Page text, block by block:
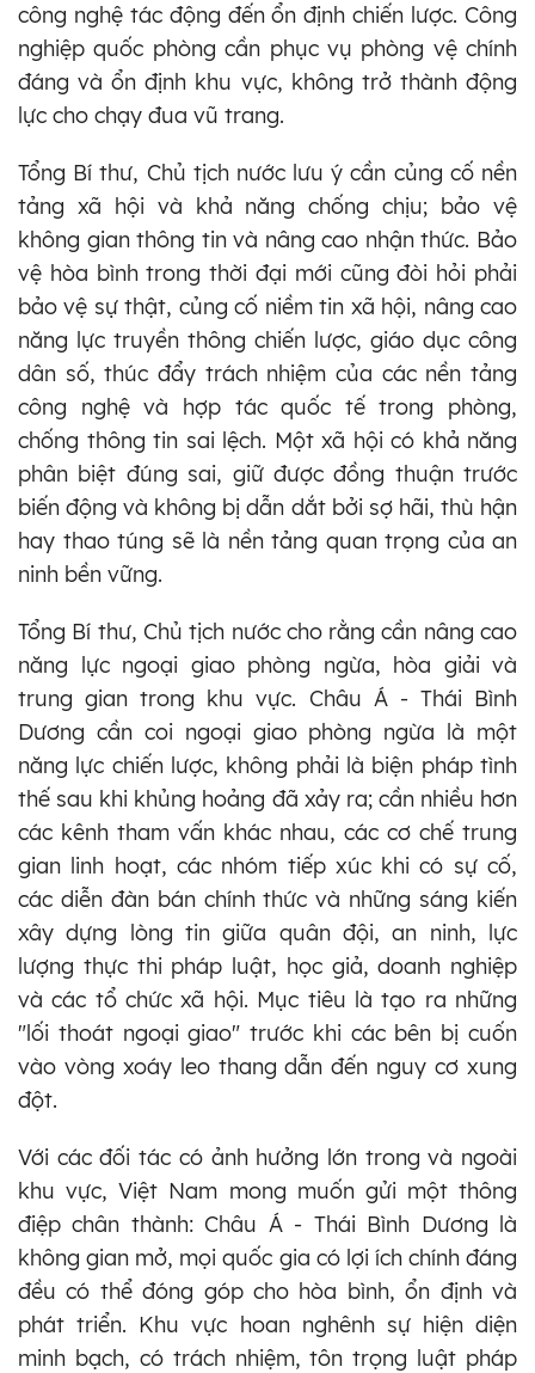
công nghệ tác động đến ổn định chiến lược. Công
nghiệp quốc phòng cần phục vụ phòng vệ chính
đáng và ổn định khu vực, không trở thành động
lực cho chạy đua vũ trang.
Tổng Bí thư, Chủ tịch nước lưu ý cần củng cố nền
tảng xã hội và khả năng chống chịu; bảo vệ
không gian thông tin và nâng cao nhận thức. Bảo
vệ hòa bình trong thời đại mới cũng đòi hỏi phải
bảo vệ sự thật, củng cố niềm tin xã hội, nâng cao
năng lực truyền thông chiến lược, giáo dục công
dân số, thúc đẩy trách nhiệm của các nền tảng
công nghệ và hợp tác quốc tế trong phòng,
chống thông tin sai lệch. Một xã hội có khả năng
phân biệt đúng sai, giữ được đồng thuận trước
biến động và không bị dẫn dắt bởi sợ hãi, thù hận
hay thao túng sẽ là nền tảng quan trọng của an
ninh bền vững.
Tổng Bí thư, Chủ tịch nước cho rằng cần nâng cao
năng lực ngoại giao phòng ngừa, hòa giải và
trung gian trong khu vực. Châu Á - Thái Bình
Dương cần coi ngoại giao phòng ngừa là một
năng lực chiến lược, không phải là biện pháp tình
thế sau khi khủng hoảng đã xảy ra; cần nhiều hơn
các kênh tham vấn khác nhau, các cơ chế trung
gian linh hoạt, các nhóm tiếp xúc khi có sự cố,
các diễn đàn bán chính thức và những sáng kiến
xây dựng lòng tin giữa quân đội, an ninh, lực
lượng thực thi pháp luật, học giả, doanh nghiệp
và các tổ chức xã hội. Mục tiêu là tạo ra những
"lối thoát ngoại giao" trước khi các bên bị cuốn
vào vòng xoáy leo thang dẫn đến nguy cơ xung
đột.
Với các đối tác có ảnh hưởng lớn trong và ngoài
khu vực, Việt Nam mong muốn gửi một thông
điệp chân thành: Châu Á - Thái Bình Dương là
không gian mở, mọi quốc gia có lợi ích chính đáng
đều có thể đóng góp cho hòa bình, ổn định và
phát triển. Khu vực hoan nghênh sự hiện diện
minh bạch, có trách nhiệm, tôn trọng luật pháp